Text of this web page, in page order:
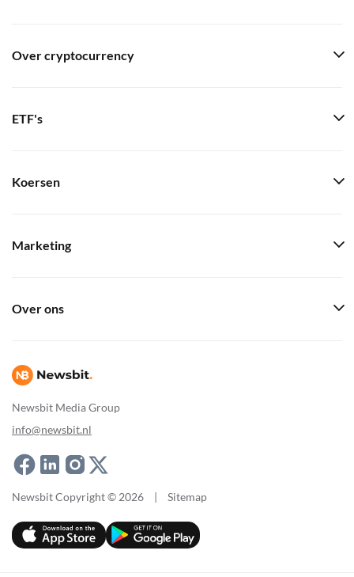
Newsbit Media Group
info@newsbit.nl
Over cryptocurrency
ETF's
Koersen
Marketing
Over ons
Newsbit Copyright © 2026 | Sitemap